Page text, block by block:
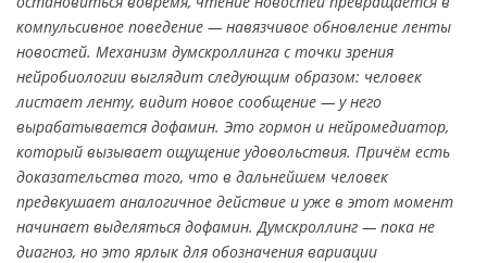
компульсивное поведение — навязчивое обновление ленты
новостей. Механизм думскроллинга с точки зрения
нейробиологии выглядит следующим образом: человек
листает ленту, видит новое сообщение — у него
вырабатывается дофамин. Это гормон и нейромедиатор,
который вызывает ощущение удовольствия. Причём есть
доказательства того, что в дальнейшем человек
предвкушает аналогичное действие и уже в этот момент
начинает выделяться дофамин. Думскроллинг — пока не
диагноз, но это ярлык для обозначения вариации